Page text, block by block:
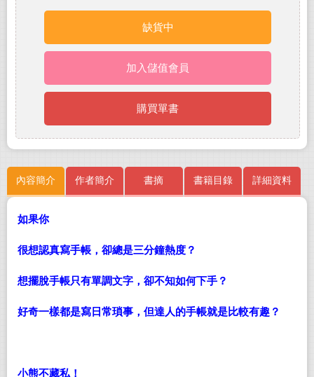
缺貨中
加入儲值會員
購買單書
內容簡介 作者簡介 書摘 書籍目錄 詳細資料
如果你
很想認真寫手帳，卻總是三分鐘熱度？
想擺脫手帳只有單調文字，卻不知如何下手？
好奇一樣都是寫日常瑣事，但達人的手帳就是比較有趣？
小熊不藏私！